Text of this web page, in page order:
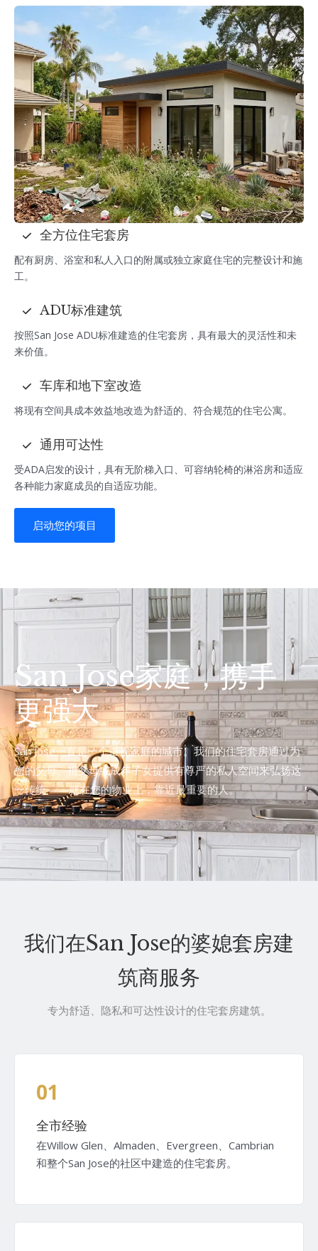
全方位住宅套房
配有厨房、浴室和私人入口的附属或独立家庭住宅的完整设计和施
工。
ADU标准建筑
按照San Jose ADU标准建造的住宅套房，具有最大的灵活性和未
来价值。
车库和地下室改造
将现有空间具成本效益地改造为舒适的、符合规范的住宅公寓。
通用可达性
受ADA启发的设计，具有无阶梯入口、可容纳轮椅的淋浴房和适应
各种能力家庭成员的自适应功能。
启动您的项目
San Jose家庭，携手
更强大
San Jose一直是一个重视家庭的城市。我们的住宅套房通过为
您的父母、祖父母或成年子女提供有尊严的私人空间来弘扬这
一传统——就在您的物业上，靠近最重要的人。
我们在San Jose的婆媳套房建
筑商服务
专为舒适、隐私和可达性设计的住宅套房建筑。
01
全市经验
在Willow Glen、Almaden、Evergreen、Cambrian
和整个San Jose的社区中建造的住宅套房。